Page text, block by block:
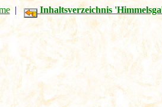
| Inhaltsverzeichnis